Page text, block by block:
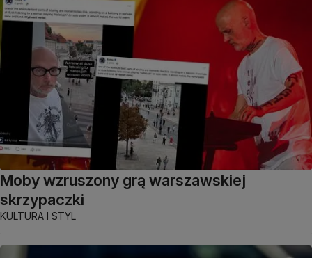
Moby wzruszony grą warszawskiej
skrzypaczki
KULTURA I STYL